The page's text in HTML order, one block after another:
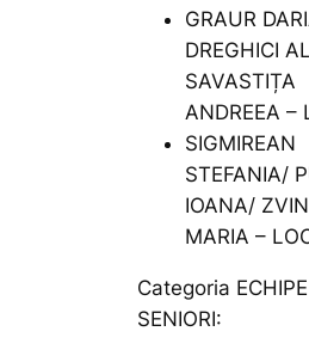
GRAUR
DREGHICI
SAVASTIȚA
ANDREEA –
SIGMIREAN
STEFANIA/
IOANA/
MARIA –
Categoria
SENIORI: